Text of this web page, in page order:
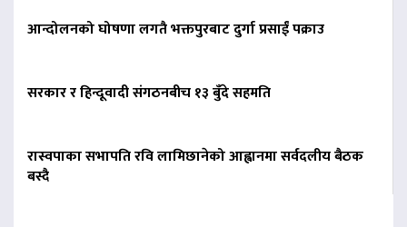
आन्दोलनको घोषणा लगतै भक्तपुरबाट दुर्गा प्रसाईं पक्राउ
सरकार र हिन्दूवादी संगठनबीच १३ बुँदे सहमति
रास्वपाका सभापति रवि लामिछानेको आह्वानमा सर्वदलीय बैठक
बस्दै